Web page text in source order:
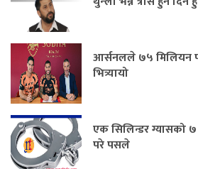
आर्सनलले ७५ मिलियन
भित्र्यायो
एक सिलिन्डर ग्यासको
परे पसले